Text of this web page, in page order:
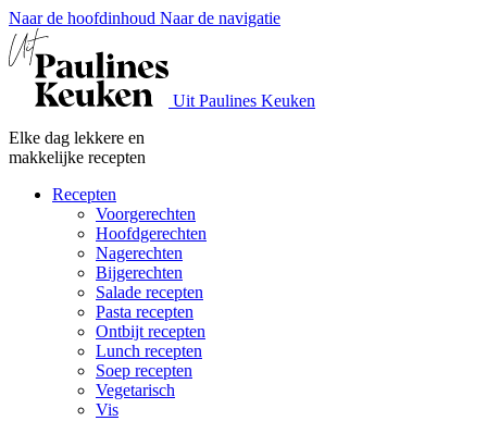
Naar de hoofdinhoud Naar de navigatie
Uit Paulines Keuken
Elke dag lekkere en
makkelijke recepten
Recepten
Voorgerechten
Hoofdgerechten
Nagerechten
Bijgerechten
Salade recepten
Pasta recepten
Ontbijt recepten
Lunch recepten
Soep recepten
Vegetarisch
Vis